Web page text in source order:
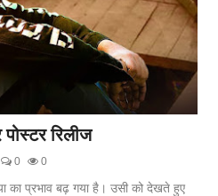
रिलीज
0 0
का प्रभाव बढ़ गया है। उसी को देखते हुए